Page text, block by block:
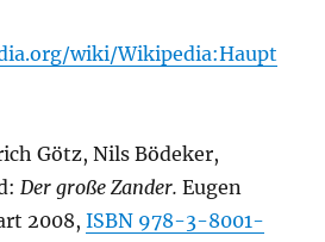
wiki/Wikipedia:Haupt
Götz, Nils Bödeker,
Der große Zander. Eugen
2008,ISBN 978-3-8001-